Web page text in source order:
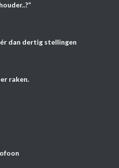
dan dertig stellingen
raken.